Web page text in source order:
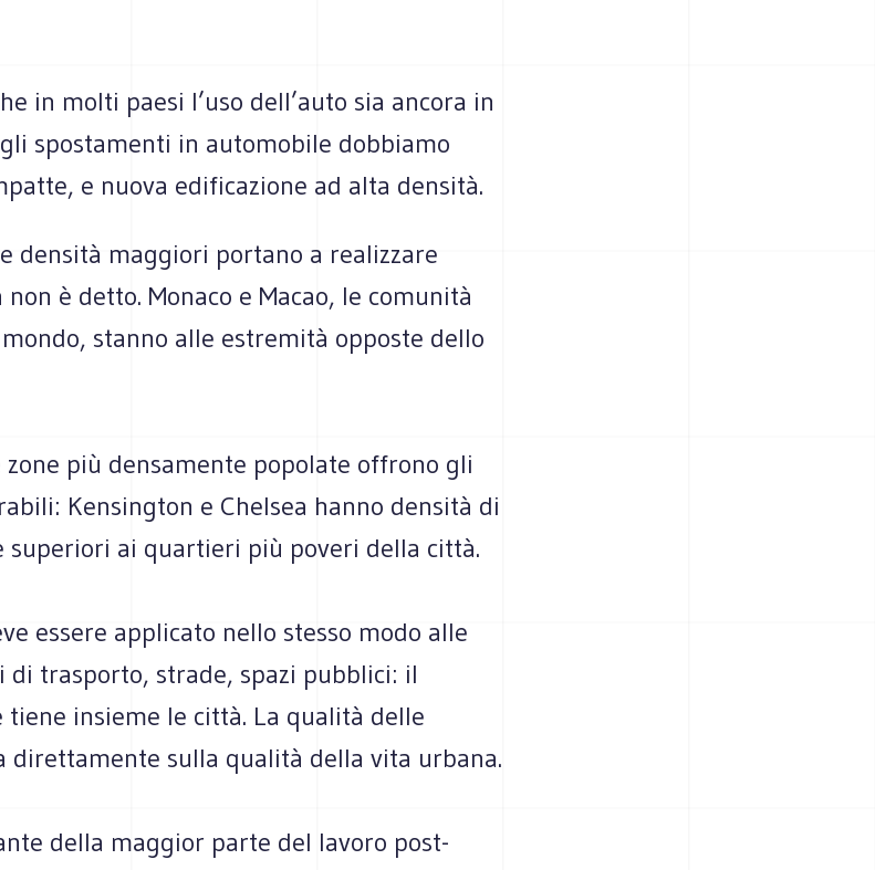
in molti paesi l’uso dell’auto sia ancora in
spostamenti in automobile dobbiamo
e nuova edificazione ad alta densità.
densità maggiori portano a realizzare
è detto. Monaco e Macao, le comunità
stanno alle estremità opposte dello
più densamente popolate offrono gli
Kensington e Chelsea hanno densità di
superiori ai quartieri più poveri della città.
essere applicato nello stesso modo alle
trasporto, strade, spazi pubblici: il
tiene insieme le città. La qualità delle
sulla qualità della vita urbana.
della maggior parte del lavoro post-